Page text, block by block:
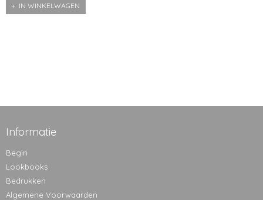
IN WINKELWAGEN
Informatie
Begin
Lookbooks
Bedrukken
Algemene Voorwaarden